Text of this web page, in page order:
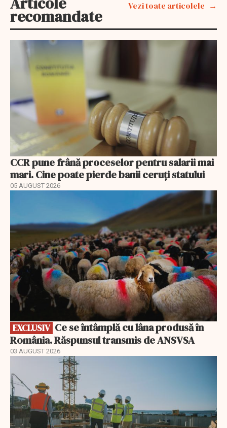
recomandate
Vezi toate articolele
CCR pune frână proceselor pentru salarii mai
mari. Cine poate pierde banii ceruți statului
05 AUGUST 2026
EXCLUSIV
România. Răspunsul transmis de ANSVSA
03 AUGUST 2026